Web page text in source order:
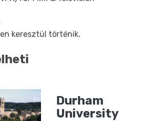
keresztül történik.
Durham
University